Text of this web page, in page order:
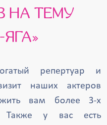
НА ТЕМУ
репертуар и
наших актеров
вам более 3-х
Также у вас есть